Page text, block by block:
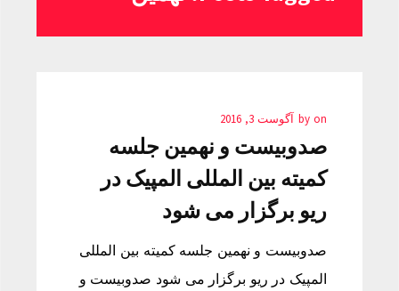
by on آگوست 3, 2016
صدوبیست و نهمین جلسه
کمیته بین المللی المپیک در
ریو برگزار می شود
صدوبیست و نهمین جلسه کمیته بین المللی
المپیک در ریو برگزار می شود صدوبیست و